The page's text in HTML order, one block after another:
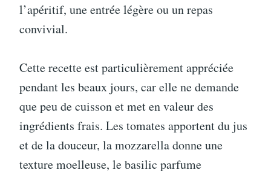
l’apéritif, une entrée légère ou un repas
convivial.
Cette recette est particulièrement appréciée
pendant les beaux jours, car elle ne demande
que peu de cuisson et met en valeur des
ingrédients frais. Les tomates apportent du jus
et de la douceur, la mozzarella donne une
texture moelleuse, le basilic parfume